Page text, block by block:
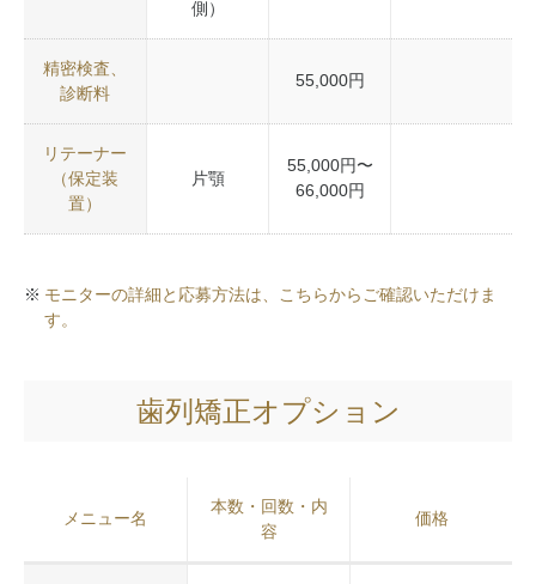
側）
精密検査、
診断料
55,000円
リテーナー
（保定装
置）
片顎
55,000円〜
66,000円
モニターの詳細と応募方法は、こちらからご確認いただけま
す。
歯列矯正オプション
メニュー名
本数・回数・内
容
価格